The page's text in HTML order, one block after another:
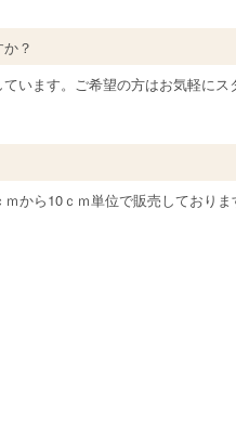
？
います。ご希望の方はお気軽にス
から10ｃｍ単位で販売しており